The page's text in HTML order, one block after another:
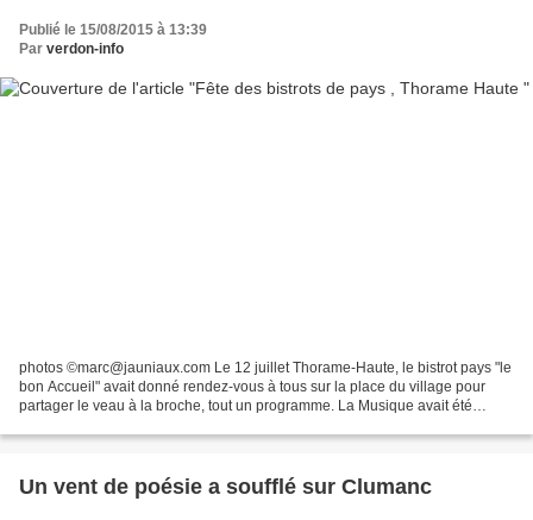
Publié le 15/08/2015 à 13:39
Par verdon-info
photos ©marc@jauniaux.com Le 12 juillet Thorame-Haute, le bistrot pays "le
bon Accueil" avait donné rendez-vous à tous sur la place du village pour
partager le veau à la broche, tout un programme. La Musique avait été
Un vent de poésie a soufflé sur Clumanc